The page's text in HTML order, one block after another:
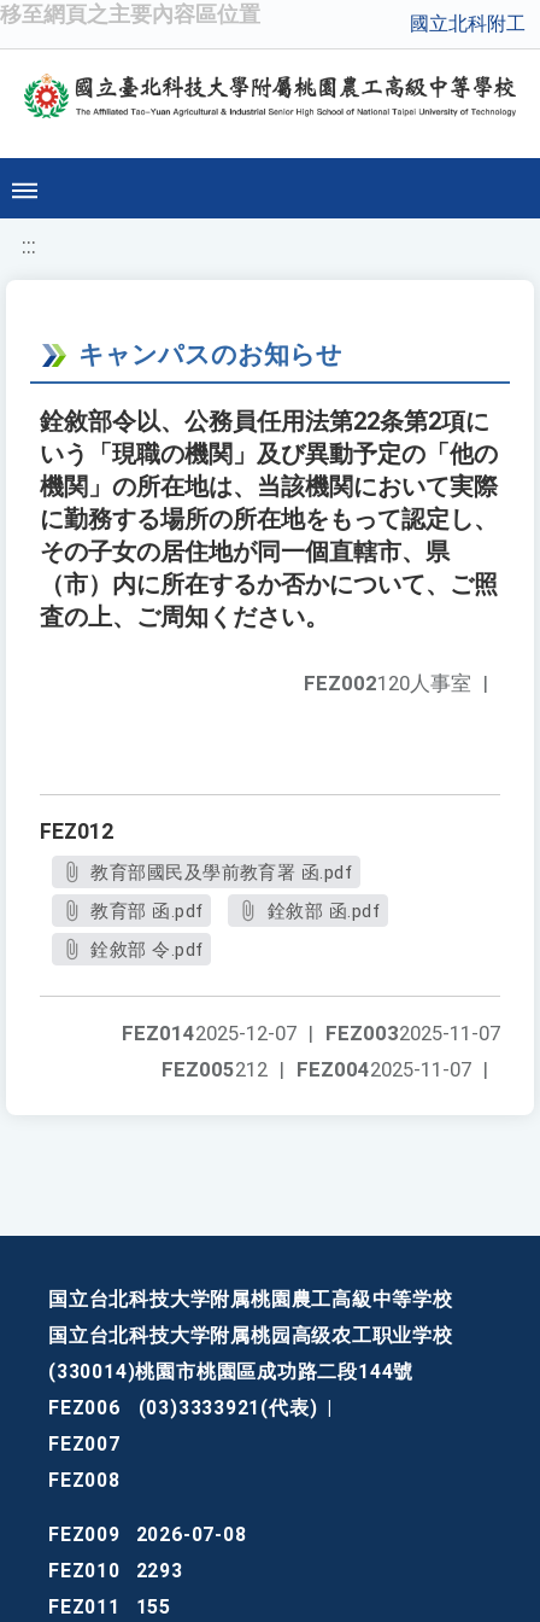
移至網頁之主要內容區位置 國立北科附工
:::
キャンパスのお知らせ
銓敘部令以、公務員任用法第22条第2項に
いう「現職の機関」及び異動予定の「他の
機関」の所在地は、当該機関において実際
に勤務する場所の所在地をもって認定し、
その子女の居住地が同一個直轄市、県
（市）内に所在するか否かについて、ご照
査の上、ご周知ください。
FEZ002120人事室 |
FEZ012
教育部國民及學前教育署 函.pdf
教育部 函.pdf
銓敘部 函.pdf
銓敘部 令.pdf
FEZ0032025-11-07
FEZ0142025-12-07 |
FEZ0042025-11-07 |
FEZ005212 |
国立台北科技大学附属桃園農工高級中等学校
国立台北科技大学附属桃园高级农工职业学校
(330014)桃園市桃園區成功路二段144號
FEZ006
(03)3333921(代表)
FEZ007
FEZ008
FEZ009
2026-07-08
FEZ010
2293
FEZ011
155